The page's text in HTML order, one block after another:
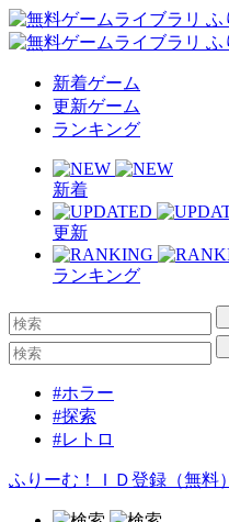
新着ゲーム
更新ゲーム
ランキング
新着
更新
ランキング
#ホラー
#探索
#レトロ
ふりーむ！ＩＤ登録（無料）